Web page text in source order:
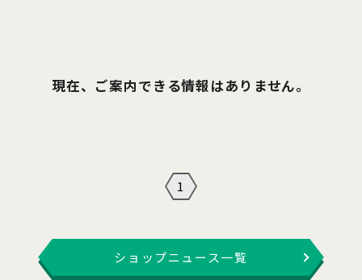
現在、ご案内できる情報はありません。
1
ショップニュース一覧